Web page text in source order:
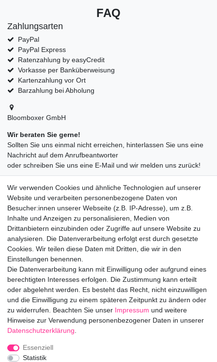
FAQ
Zahlungsarten
PayPal
PayPal Express
Ratenzahlung by easyCredit
Vorkasse per Banküberweisung
Kartenzahlung vor Ort
Barzahlung bei Abholung
Bloomboxer GmbH
Wir beraten Sie gerne!
Sollten Sie uns einmal nicht erreichen, hinterlassen Sie uns eine
Nachricht auf dem Anrufbeantworter
oder schreiben Sie uns eine E-Mail und wir melden uns zurück!
info@bloomboxer.net
Montag bis Freitag 08:30-13:00 Uhr.
IHRE E-MAIL ADRESSE
Ceres::Template.mailFormHoneypotLabel
info@bloomboxer.net
Impressum Daten­schutz­erklärung AGB
Widerrufs­recht
Wir verwenden Cookies und ähnliche Technologien auf unserer
Website und verarbeiten personenbezogene Daten von
Besucher:innen unserer Webseite (z.B. IP-Adresse), um z.B.
Inhalte und Anzeigen zu personalisieren, Medien von
Drittanbietern einzubinden oder Zugriffe auf unsere Website zu
analysieren. Die Datenverarbeitung erfolgt erst durch gesetzte
Cookies. Wir teilen diese Daten mit Dritten, die wir in den
Einstellungen benennen.
Die Datenverarbeitung kann mit Einwilligung oder aufgrund eines
berechtigten Interesses erfolgen. Die Zustimmung kann erteilt
oder abgelehnt werden. Es besteht das Recht, nicht einzuwilligen
und die Einwilligung zu einem späteren Zeitpunkt zu ändern oder
zu widerrufen. Beachten Sie unser Impressum und weitere
Hinweise zur Verwendung personenbezogener Daten in unserer
Daten­schutz­erklärung
Essenziell
Statistik